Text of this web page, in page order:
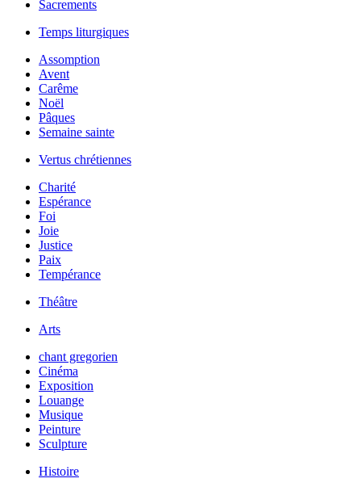
Sacrements
Temps liturgiques
Assomption
Avent
Carême
Noël
Pâques
Semaine sainte
Vertus chrétiennes
Charité
Espérance
Foi
Joie
Justice
Paix
Tempérance
Théâtre
Arts
chant gregorien
Cinéma
Exposition
Louange
Musique
Peinture
Sculpture
Histoire